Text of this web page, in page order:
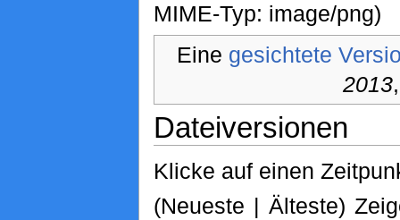
MIME-Typ: image/png)
Eine gesichtete
2013
Dateiversionen
Klicke auf einen
(Neueste | Älteste)